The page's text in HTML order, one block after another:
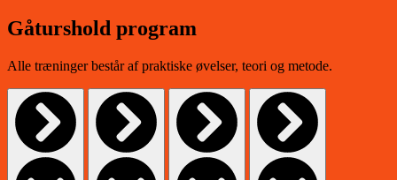
Gåturshold program
Alle træninger består af praktiske øvelser, teori og metode.